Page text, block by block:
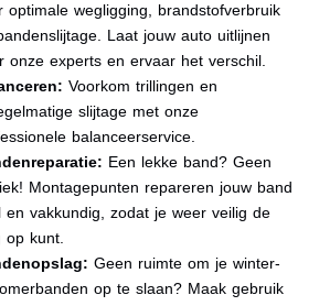
optimale wegligging, brandstofverbruik
Laat jouw auto uitlijnen
onze experts en ervaar het verschil.
Voorkom trillingen en
slijtage met onze
balanceerservice.
Een lekke band? Geen
Montagepunten repareren jouw band
en vakkundig, zodat je weer veilig de
op kunt.
Geen ruimte om je winter-
op te slaan? Maak gebruik